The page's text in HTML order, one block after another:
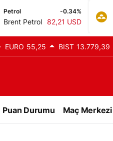
-0.34%
82,21 USD
GR. ALTIN
Gram Altın
EURO 55,25 BIST 13.779,39
Puan Durumu Maç Merkezi